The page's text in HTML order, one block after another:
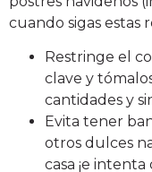
cuando sigas estas
Restringe el
clave y
cantidades y
Evita tener
otros dulces
casa ¡e